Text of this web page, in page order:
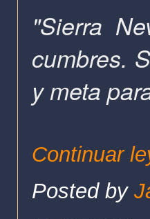
"Sierra
cumbres.
y meta
Continuar
Posted by